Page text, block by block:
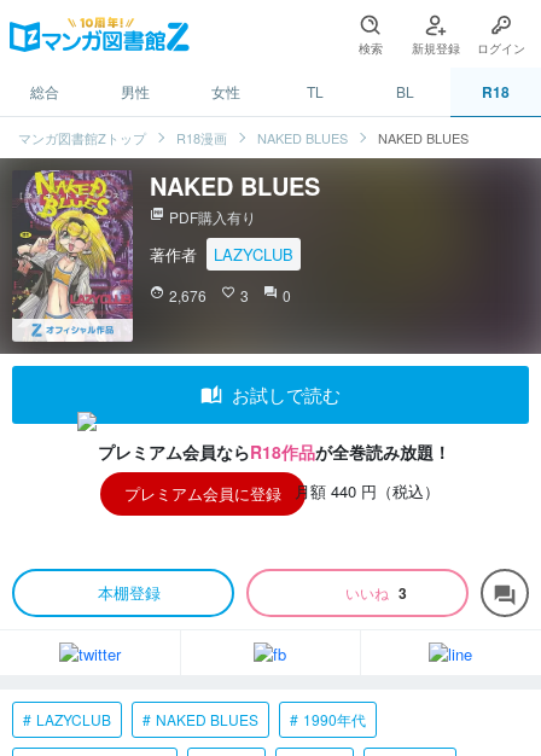
検索 新規登録 ログイン
総合 男性 女性 TL BL R18
マンガ図書館Zトップ R18漫画 NAKED BLUES NAKED BLUES
NAKED BLUES
picture_as_pdf PDF購入有り
著作者 LAZYCLUB
face 2,676 favorite_border 3 question_answer 0
auto_stories お試しで読む
プレミアム会員ならR18作品が全巻読み放題！
プレミアム会員に登録 月額 440 円（税込）
本棚登録 いいね 3 forum
LAZYCLUB NAKED BLUES 1990年代